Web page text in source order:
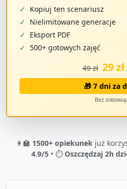
✓ Kopiuj ten scenariusz
✓ Nielimitowane generacje
✓ Eksport PDF
✓ 500+ gotowych zajęć
49 zł 29 zł
🎁 7 dni za
Bez
👩‍🏫 1500+ opiekunekjuż
4.9/5• ⏱️Oszczędzaj 2h